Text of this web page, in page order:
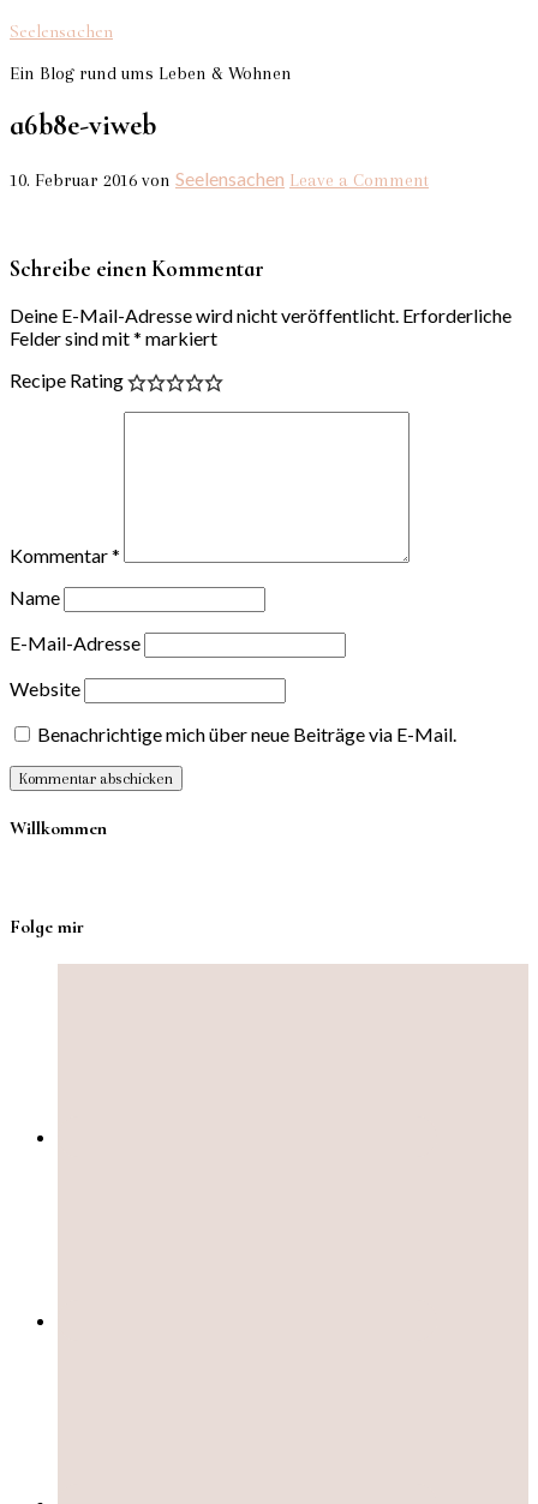
Seelensachen
Ein Blog rund ums Leben & Wohnen
a6b8e-viweb
10. Februar 2016 von Seelensachen Leave a Comment
Schreibe einen Kommentar
Deine E-Mail-Adresse wird nicht veröffentlicht. Erforderliche
Felder sind mit* markiert
Recipe Rating
Kommentar*
Name
E-Mail-Adresse
Website
Benachrichtige mich über neue Beiträge via E-Mail.
Willkommen
Folge mir